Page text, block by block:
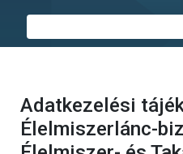
Adatkezelési
Élelmiszerlánc-